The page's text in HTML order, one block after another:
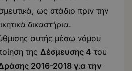
ως στάδιο πριν την
δικαστήρια.
αυτής μέσω νόμου
της Δέσμευσης 4 του
2016-2018 για την